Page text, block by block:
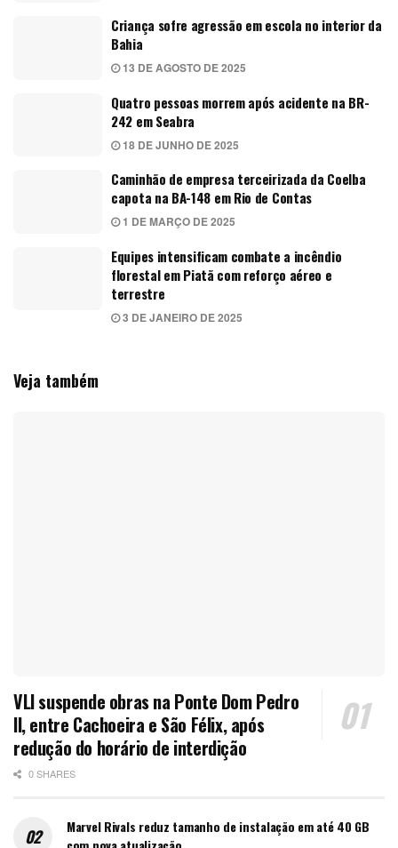
Criança sofre agressão em escola no interior da
Bahia
13 DE AGOSTO DE 2025
Quatro pessoas morrem após acidente na BR-
242 em Seabra
18 DE JUNHO DE 2025
Caminhão de empresa terceirizada da Coelba
capota na BA-148 em Rio de Contas
1 DE MARÇO DE 2025
Equipes intensificam combate a incêndio
florestal em Piatã com reforço aéreo e
terrestre
3 DE JANEIRO DE 2025
Veja também
VLI suspende obras na Ponte Dom Pedro
II, entre Cachoeira e São Félix, após
redução do horário de interdição
0 SHARES
Marvel Rivals reduz tamanho de instalação em até 40 GB